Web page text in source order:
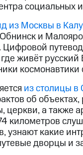
из Москвы в
и
живёт
из столицы
об
церкви, а также
километров
узнают какие
дворцы и